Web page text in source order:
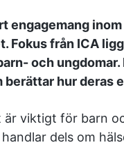
engagemang
Fokus från ICA
och
berättar hur deras
viktigt för barn
dels om